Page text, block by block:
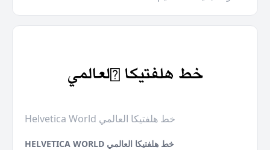
Helvetica World خط هلفتيكا العالمي
HELVETICA WORLD خط هلفتيكا العالمي